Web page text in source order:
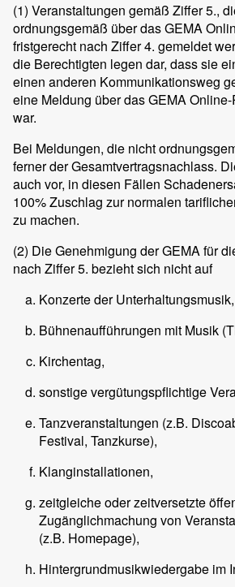
(1) Veranstaltungen gemäß Ziffer 5.,
ordnungsgemäß über das GEMA
fristgerecht nach Ziffer 4. gemeldet
die Berechtigten legen dar, dass sie
einen anderen Kommunikationsweg
eine Meldung über das GEMA
war.
Bei Meldungen, die nicht
ferner der Gesamtvertragsnachlass.
auch vor, in diesen Fällen
100% Zuschlag zur normalen
zu machen.
(2) Die Genehmigung der GEMA für
nach Ziffer 5. bezieht sich nicht auf
Konzerte der Unterhaltungsmusik,
Bühnenaufführungen mit Musik
Kirchentag,
sonstige vergütungspflichtige
Tanzveranstaltungen (z.B.
Festival, Tanzkurse),
Klanginstallationen,
zeitgleiche oder zeitversetzte
Zugänglichmachung von
(z.B. Homepage),
Hintergrundmusikwiedergabe im